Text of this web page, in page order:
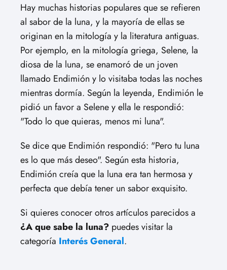
Hay muchas historias populares que se refieren
al sabor de la luna, y la mayoría de ellas se
originan en la mitología y la literatura antiguas.
Por ejemplo, en la mitología griega, Selene, la
diosa de la luna, se enamoró de un joven
llamado Endimión y lo visitaba todas las noches
mientras dormía. Según la leyenda, Endimión le
pidió un favor a Selene y ella le respondió:
"Todo lo que quieras, menos mi luna".
Se dice que Endimión respondió: "Pero tu luna
es lo que más deseo". Según esta historia,
Endimión creía que la luna era tan hermosa y
perfecta que debía tener un sabor exquisito.
Si quieres conocer otros artículos parecidos a
¿A que sabe la luna? puedes visitar la
categoría Interés General.